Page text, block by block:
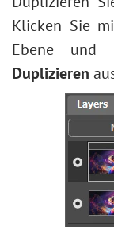
Klicken Sie
Ebene und
Duplizieren